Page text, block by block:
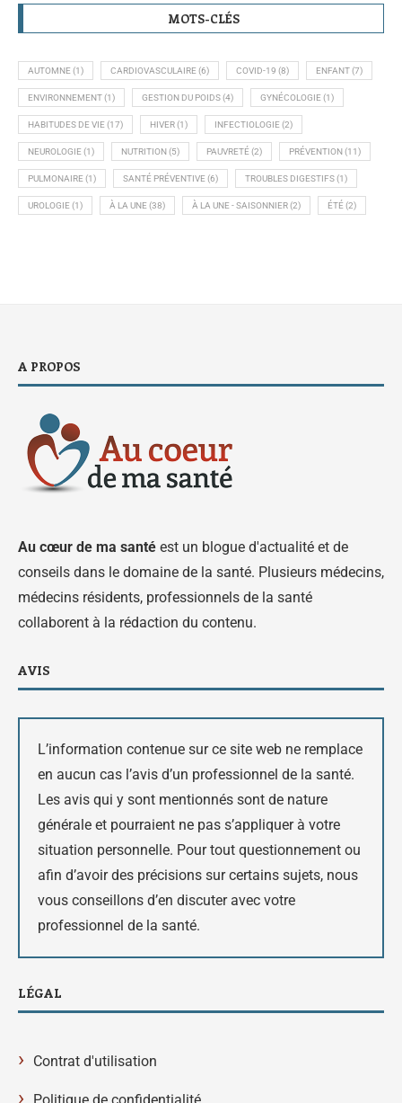
MOTS-CLÉS
AUTOMNE(1) CARDIOVASCULAIRE(6) COVID-19 (8) ENFANT(7)
ENVIRONNEMENT(1) GESTION DU POIDS(4) GYNÉCOLOGIE(1)
HABITUDES DE VIE(17) HIVER(1) INFECTIOLOGIE(2)
NEUROLOGIE(1) NUTRITION (5) PAUVRETÉ(2) PRÉVENTION (11)
PULMONAIRE(1) SANTÉ PRÉVENTIVE(6) TROUBLES DIGESTIFS(1)
UROLOGIE(1) À LA UNE(38) À LA UNE - SAISONNIER(2) ÉTÉ(2)
A PROPOS
Au cœur de ma santé est un blogue d'actualité et de
conseils dans le domaine de la santé. Plusieurs médecins,
médecins résidents, professionnels de la santé
collaborent à la rédaction du contenu.
AVIS
L’information contenue sur ce site web ne remplace
en aucun cas l’avis d’un professionnel de la santé.
Les avis qui y sont mentionnés sont de nature
générale et pourraient ne pas s’appliquer à votre
situation personnelle. Pour tout questionnement ou
afin d’avoir des précisions sur certains sujets, nous
vous conseillons d’en discuter avec votre
professionnel de la santé.
LÉGAL
› Contrat d'utilisation